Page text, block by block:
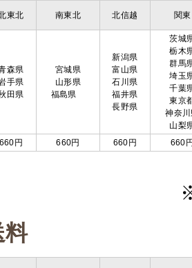
東北 南東北 北信越 関東
森県
手県
田県
宮城県
山形県
福島県
新潟県
富山県
石川県
福井県
長野県
茨城
栃木
群馬
埼玉
千葉
東京
神奈
山梨
660円 660円 660円 660
送料